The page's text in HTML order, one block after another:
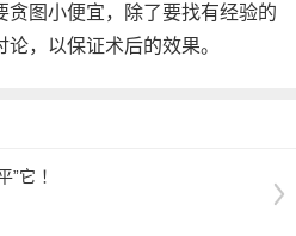
贪图小便宜，除了要找有经验的
，以保证术后的效果。
它 ！